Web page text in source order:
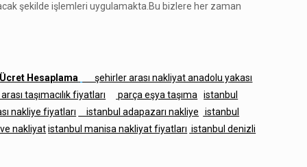
şekilde işlemleri uygulamakta.Bu bizlere her zaman
Hesaplama
şehirler arası nakliyat anadolu yakası
taşımacılık fiyatları parça eşya taşıma istanbul
nakliye fiyatları istanbul adapazarı nakliye
istanbul
nakliyatistanbul manisa nakliyat fiyatları istanbul denizli